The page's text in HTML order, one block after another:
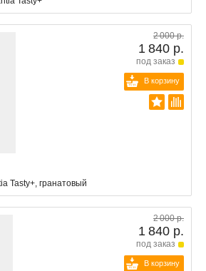
2 000 р.
1 840 р.
под заказ
В корзину
Tasty+, гранатовый
2 000 р.
1 840 р.
под заказ
В корзину